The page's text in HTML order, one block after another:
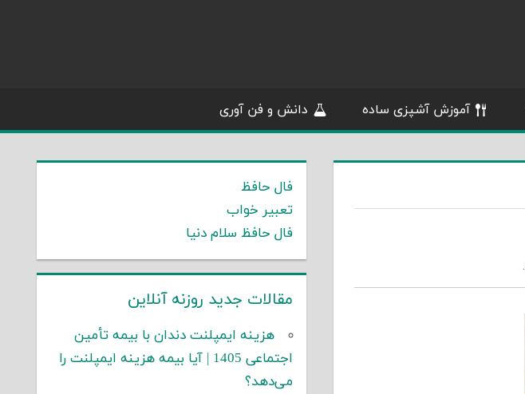
آموزش آشپزی ساده دانش و فن آوری
.
فال حافظ
تعبیر خواب
فال حافظ سلام دنیا
مقالات جدید روزنه آنلاین
هزینه ایمپلنت دندان با بیمه تأمین
اجتماعی 1405 | آیا بیمه هزینه ایمپلنت را
می‌دهد؟